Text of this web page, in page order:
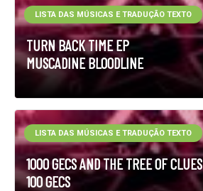
TURN BACK TIME EP
MUSCADINE BLOODLINE
LISTA DAS MÚSICAS E TRADUÇÃO TEXTO
1000 GECS AND THE TREE OF CLUES
100 GECS
LISTA DAS MÚSICAS E TRADUÇÃO TEXTO